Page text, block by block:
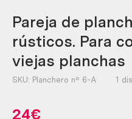
Pareja de
rústicos. Para
viejas planchas
SKU: Planchero nº 6-A 1
24€